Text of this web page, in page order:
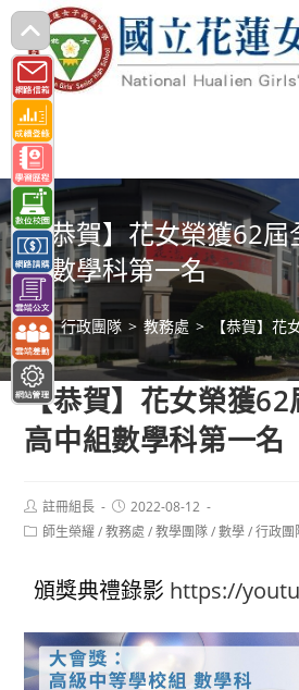
跳
轉
至
主
要
內
容 【恭賀】花女榮獲62屆
組數學科第一名
> 行政團隊 > 教務處 > 【恭賀】
【恭賀】花女榮獲
高中組數學科第一名
Post
author:
註冊組長
Post
published:
2022-08-12
Post師生榮耀 / 教務處 / 教學團隊 / 數學 / 行政團
頒獎典禮錄影 https://